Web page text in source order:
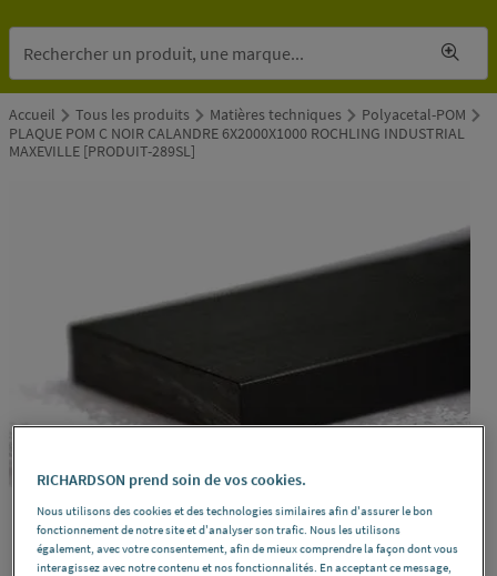
Accueil Tous les produits Matières techniques
Polyacetal-POM
PLAQUE POM C NOIR CALANDRE 6X2000X1000 ROCHLING INDUSTRIAL
MAXEVILLE [PRODUIT-289SL]
RICHARDSON prend soin de vos cookies.
Nous utilisons des cookies et des technologies similaires afin d'assurer le bon
fonctionnement de notre site et d'analyser son trafic. Nous les utilisons
également, avec votre consentement, afin de mieux comprendre la façon dont vous
interagissez avec notre contenu et nos fonctionnalités. En acceptant ce message,